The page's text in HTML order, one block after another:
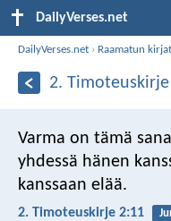
DailyVerses.net
DailyVerses.net › Raamatun kirjat
2.
Varma on tämä
yhdessä hänen
kanssaan elää.
2. Timoteuskirje 2:11